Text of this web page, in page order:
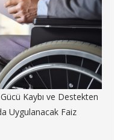
Kaybı ve Destekten
Uygulanacak Faiz